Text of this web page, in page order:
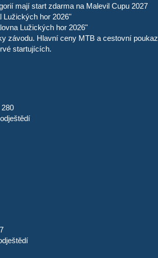
mají start zdarma na Malevil Cupu 2027
Lužických hor 2026"
Lužických hor 2026"
závodu. Hlavní ceny MTB a cestovní poukaz
startujících.